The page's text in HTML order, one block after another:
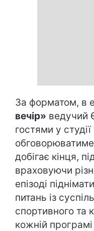
За форматом, в
вечір» ведучий
гостями у
добігає кінця,
враховуючи
епізоді
питань із
спортивного та
кожній